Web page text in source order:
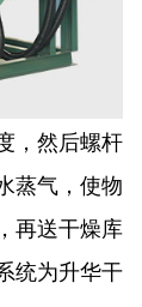
，然后螺杆
蒸气，使物
再送干燥库
统为升华干